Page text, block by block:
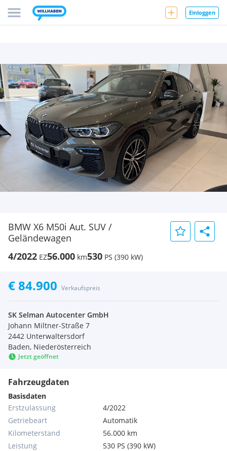
Einloggen
BMW X6 M50i Aut. SUV /
Geländewagen
4/2022 EZ56.000 km530 PS (390 kW)
€ 84.900 Verkaufspreis
SK Selman Autocenter GmbH
Johann Miltner-Straße 7
2442 Unterwaltersdorf
Baden, Niederösterreich
Jetzt geöffnet
Fahrzeugdaten
Basisdaten
Erstzulassung
4/2022
Getriebeart
Automatik
Kilometerstand
56.000 km
Leistung
530 PS (390 kW)